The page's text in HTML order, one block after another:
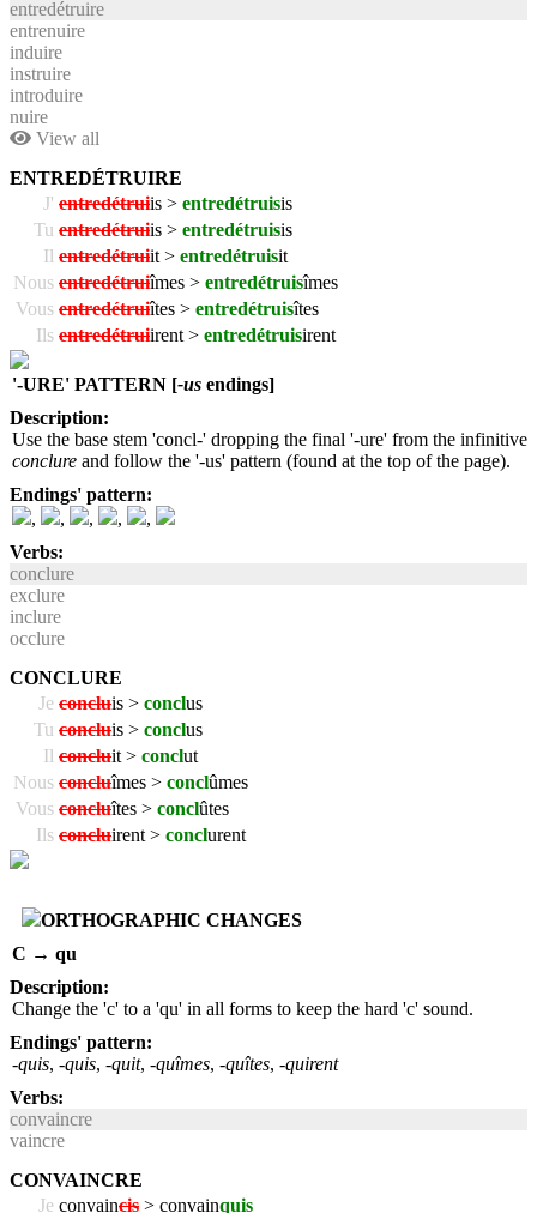
entredétruire
entrenuire
induire
instruire
introduire
nuire
View all
ENTREDÉTRUIRE
J' entredétruiis > entredétruisis
Tu entredétruiis > entredétruisis
Il entredétruiit > entredétruisit
Nous entredétruiîmes > entredétruisîmes
Vous entredétruiîtes > entredétruisîtes
Ils entredétruiirent > entredétruisirent
'-URE' PATTERN [-us endings]
Description:
Use the base stem 'concl-' dropping the final '-ure' from the infinitive
conclure and follow the '-us' pattern (found at the top of the page).
Endings' pattern:
,
, , ,
,
Verbs:
conclure
exclure
inclure
occlure
CONCLURE
Je concluis > conclus
Tu concluis > conclus
Il concluit > conclut
Nous concluîmes > conclûmes
Vous concluîtes > conclûtes
Ils concluirent > conclurent
ORTHOGRAPHIC CHANGES
C → qu
Description:
Change the 'c' to a 'qu' in all forms to keep the hard 'c' sound.
Endings' pattern:
-quis, -quis, -quit, -quîmes, -quîtes, -quirent
Verbs:
convaincre
vaincre
CONVAINCRE
Je convaincis > convainquis